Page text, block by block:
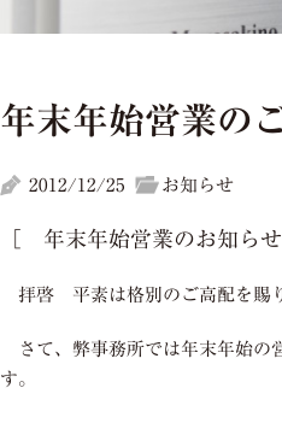
年末年始営業の
2012/12/25 お知らせ
［ 年末年始営業のお知ら
拝啓 平素は格別のご高配を賜
さて、弊事務所では年末年始の
す。